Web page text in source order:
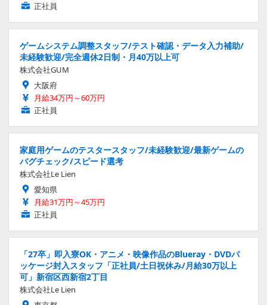
正社員
ゲームシステム調整スタッフ/テスト確認・データ入力補助/
未経験歓迎/完全週休2日制・月40万以上可
株式会社GUM
大阪府
月給34万円～60万円
正社員
家庭用ゲームのテスタースタッフ/未経験歓迎/最新ゲームの
バグチェック/スピード選考
株式会社Le Lien
愛知県
月給31万円～45万円
正社員
「27卒」即入寮OK・アニメ・映像作品のBlueray・DVDパ
ッケージ封入スタッフ「正社員/土日祝休み/月給30万以上
可」新宿区西新宿2丁目
株式会社Le Lien